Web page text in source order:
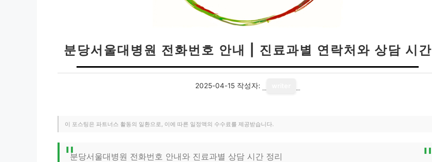
분당서울대병원 전화번호 안내 | 진료과별 연락처와 상담 시간
2025-04-15 작성자:
이 포스팅은 파트너스 활동의 일환으로, 이에 따른 일정액의 수수료를 제공받습니다.
분당서울대병원 전화번호 안내와 진료과별 상담 시간 정리